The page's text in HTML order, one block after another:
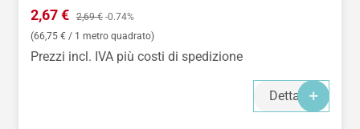
Prezzo di vendita:
2,67 € Prezzo normale:
2,69 € -0.74%
(66,75 € / 1 metro quadrato)
Prezzi incl. IVA più costi di spedizione
Dettagli